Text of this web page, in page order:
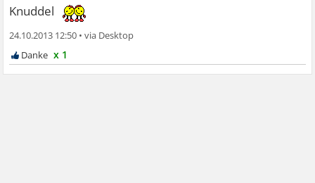
Knuddel
24.10.2013 12:50 •
x 1